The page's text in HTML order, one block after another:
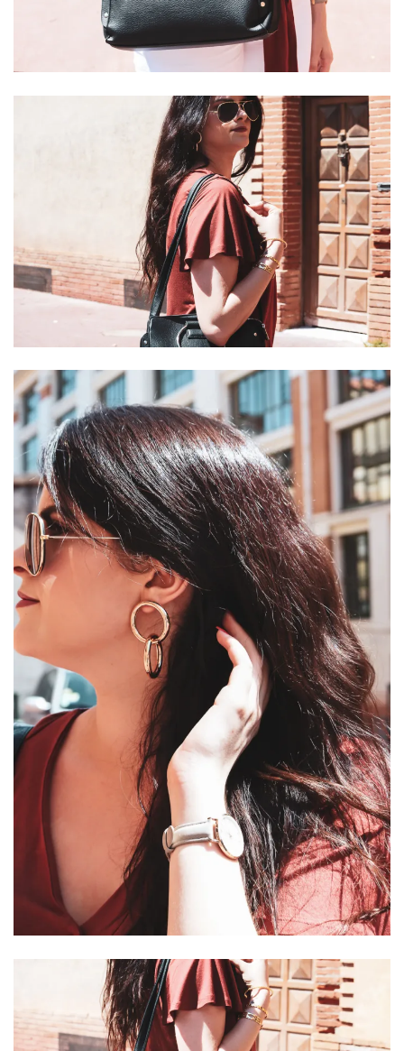
quotidienne/Maison
Mode
(502)
(25)
Découvertes
(5)
Derniers
achats
(45)
Lookbook
(175)
Luxe
&
maroquinerie
(43)
ARCHIVES